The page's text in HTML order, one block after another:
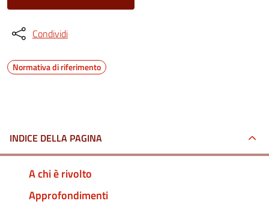
Condividi
Normativa di riferimento
INDICE DELLA PAGINA
A chi è rivolto
Approfondimenti